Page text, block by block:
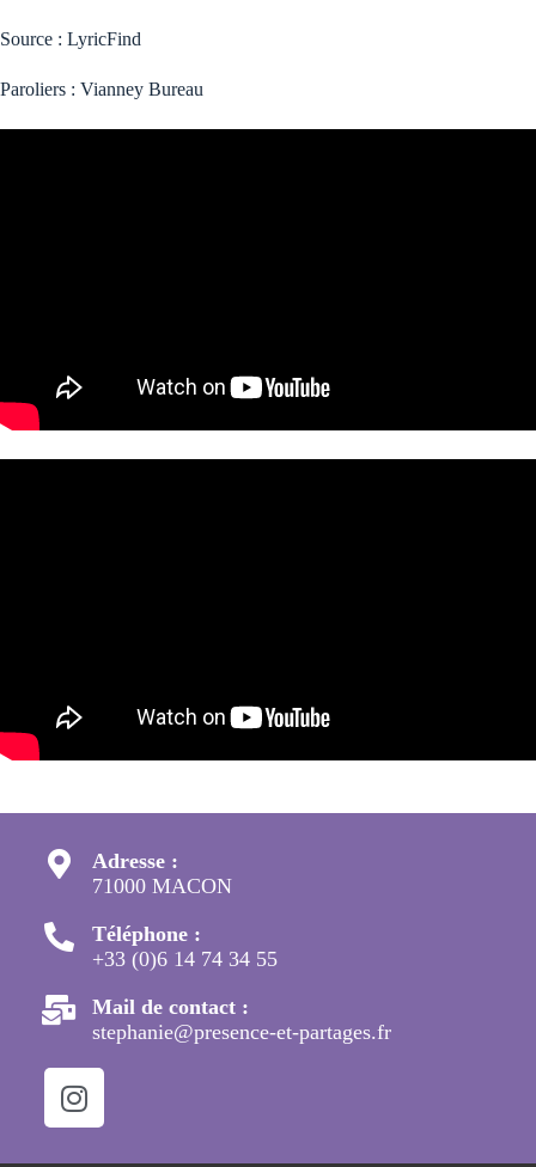
Source : LyricFind
Paroliers : Vianney Bureau
Adresse :
71000 MACON
Téléphone :
+33 (0)6 14 74 34 55
Mail de contact :
stephanie@presence-et-partages.fr